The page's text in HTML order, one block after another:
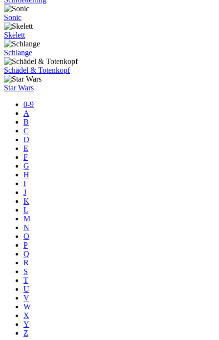
Sonic
Skelett
Schlange
Schädel & Totenkopf
Star Wars
0-9
A
B
C
D
E
F
G
H
I
J
K
L
M
N
O
P
Q
R
S
T
U
V
W
X
Y
Z